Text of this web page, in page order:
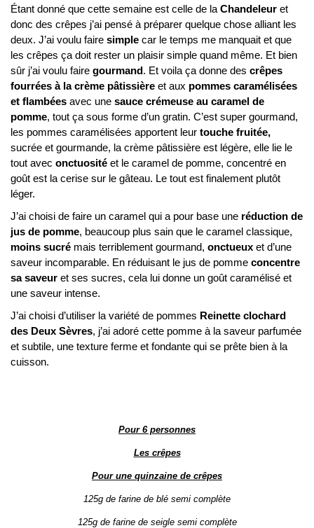
Étant donné que cette semaine est celle de la Chandeleur et
donc des crêpes j’ai pensé à préparer quelque chose alliant les
deux. J’ai voulu faire simple car le temps me manquait et que
les crêpes ça doit rester un plaisir simple quand même. Et bien
sûr j’ai voulu faire gourmand. Et voila ça donne des crêpes
fourrées à la crème pâtissière et aux pommes caramélisées
et flambées avec une sauce crémeuse au caramel de
pomme, tout ça sous forme d’un gratin. C’est super gourmand,
les pommes caramélisées apportent leur touche fruitée,
sucrée et gourmande, la crème pâtissière est légère, elle lie le
tout avec onctuosité et le caramel de pomme, concentré en
goût est la cerise sur le gâteau. Le tout est finalement plutôt
léger.
J’ai choisi de faire un caramel qui a pour base une réduction de
jus de pomme, beaucoup plus sain que le caramel classique,
moins sucré mais terriblement gourmand, onctueux et d’une
saveur incomparable. En réduisant le jus de pomme concentre
sa saveur et ses sucres, cela lui donne un goût caramélisé et
une saveur intense.
J’ai choisi d’utiliser la variété de pommes Reinette clochard
des Deux Sèvres, j’ai adoré cette pomme à la saveur parfumée
et subtile, une texture ferme et fondante qui se prête bien à la
cuisson.
Pour 6 personnes
Les crêpes
Pour une quinzaine de crêpes
125g de farine de blé semi complète
125g de farine de seigle semi complète